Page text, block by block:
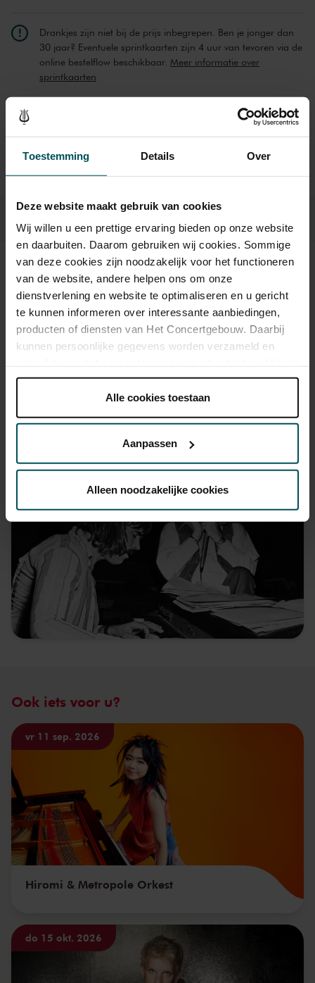
Toestemming Details Over
Deze website maakt gebruik van cookies
Wij willen u een prettige ervaring bieden op onze website
en daarbuiten. Daarom gebruiken wij cookies. Sommige
van deze cookies zijn noodzakelijk voor het functioneren
van de website, andere helpen ons om onze
dienstverlening en website te optimaliseren en u gericht
te kunnen informeren over interessante aanbiedingen,
producten of diensten van Het Concertgebouw. Daarbij
kunnen persoonlijke gegevens worden verzameld en
onder 'aanpassen' zelf welke cookies wij mogen
Lees onze cookieverklaring hier. Lees onze
Via decookieverklaringop onze website kunt u uw
We werken samen met32 derden
die uw gegevens
kunnen ontvangen en verwerken.
Alle cookies toestaan
Aanpassen
Alleen noodzakelijke cookies
Drankjes zijn niet bij de prijs inbegrepen. Ben je jonger dan
30 jaar? Eventuele sprintkaarten zijn 4 uur van tevoren via de
online bestelflow beschikbaar. Meer informatie over
sprintkaarten
Beeld en geluid
Ook iets voor u?
vr 11 sep. 2026
Hiromi & Metropole Orkest
do 15 okt. 2026